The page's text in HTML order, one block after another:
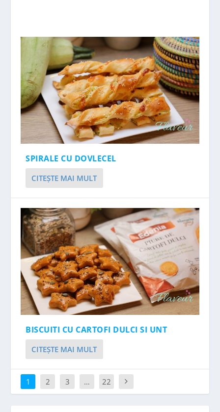
SPIRALE CU DOVLECEL
CITEŞTE MAI MULT
BISCUITI CU CARTOFI DULCI SI UNT
CITEŞTE MAI MULT
1 2 3 … 22